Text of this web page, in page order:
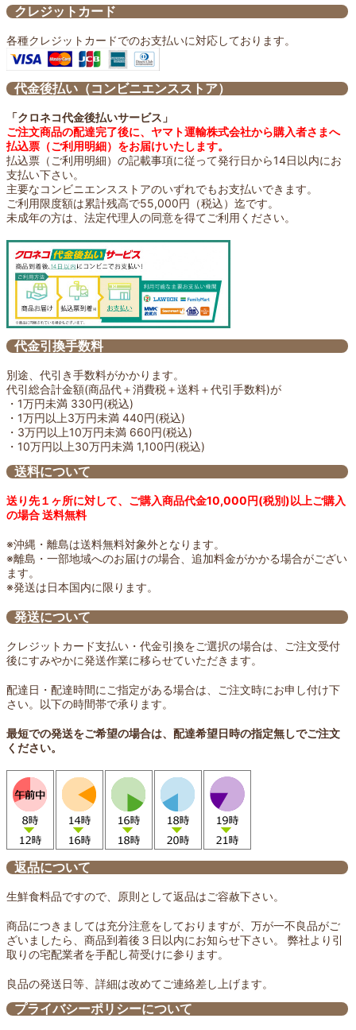
クレジットカード
各種クレジットカードでのお支払いに対応しております。
代金後払い（コンビニエンスストア）
「クロネコ代金後払いサービス」
ご注文商品の配達完了後に、ヤマト運輸株式会社から購入者さまへ
払込票（ご利用明細）をお届けいたします。
払込票（ご利用明細）の記載事項に従って発行日から14日以内にお
支払い下さい。
主要なコンビニエンスストアのいずれでもお支払いできます。
ご利用限度額は累計残高で55,000円（税込）迄です。
未成年の方は、法定代理人の同意を得てご利用ください。
代金引換手数料
別途、代引き手数料がかかります。
代引総合計金額(商品代＋消費税＋送料＋代引手数料)が
・1万円未満 330円(税込)
・1万円以上3万円未満 440円(税込)
・3万円以上10万円未満 660円(税込)
・10万円以上30万円未満 1,100円(税込)
送料について
送り先１ヶ所に対して、ご購入商品代金10,000円(税別)以上ご購入
の場合 送料無料
※沖縄・離島は送料無料対象外となります。
※離島・一部地域へのお届けの場合、追加料金がかかる場合がござい
ます。
※発送は日本国内に限ります。
発送について
クレジットカード支払い・代金引換をご選択の場合は、ご注文受付
後にすみやかに発送作業に移らせていただきます。
配達日・配達時間にご指定がある場合は、ご注文時にお申し付け下
さい。以下の時間帯で承ります。
最短での発送をご希望の場合は、配達希望日時の指定無しでご注文
ください。
返品について
生鮮食料品ですので、原則として返品はご容赦下さい。
商品につきましては充分注意をしておりますが、万が一不良品がご
ざいましたら、商品到着後３日以内にお知らせ下さい。 弊社より引
取りの宅配業者を手配し荷受けに参ります。
良品の発送日等、詳細は改めてご連絡差し上げます。
プライバシーポリシーについて